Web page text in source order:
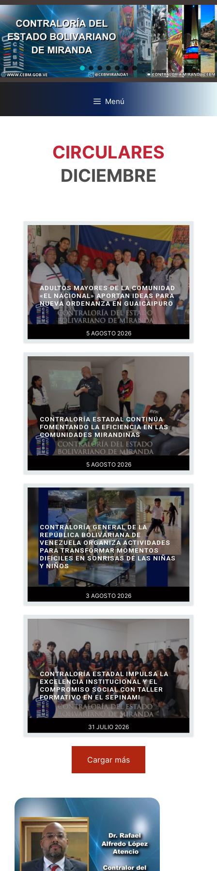
Menú
CIRCULARES
DICIEMBRE
5 AGOSTO 2026
ADULTOS MAYORES DE LA COMUNIDAD
«EL NACIONAL» APORTAN IDEAS PARA
NUEVA ORDENANZA EN GUAICAIPURO
5 AGOSTO 2026
CONTRALORÍA ESTADAL CONTINÚA
FOMENTANDO LA EFICIENCIA EN LAS
COMUNIDADES MIRANDINAS
3 AGOSTO 2026
CONTRALORÍA GENERAL DE LA
REPÚBLICA BOLIVARIANA DE
VENEZUELA ORGANIZA ACTIVIDADES
PARA TRANSFORMAR MOMENTOS
DIFÍCILES EN SONRISAS DE LAS NIÑAS
Y NIÑOS
31 JULIO 2026
CONTRALORÍA ESTADAL IMPULSA LA
EXCELENCIA INSTITUCIONAL Y EL
COMPROMISO SOCIAL CON TALLER
FORMATIVO EN EL SEPINAMI
Cargar más